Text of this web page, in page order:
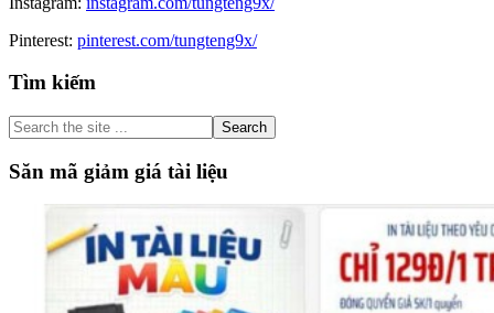
Pinterest: pinterest.com/tungteng9x/
Primary
Sidebar
Tìm kiếm
Search
the
site
...
Săn mã giảm giá tài liệu